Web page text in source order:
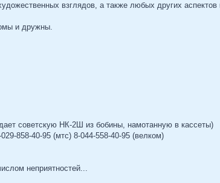
взглядов, а также любых других аспектов
и дружны.
советскую НК-2Ш из бобины, намотанную в кассеты)
858-40-95 (мтс) 8-044-558-40-95 (велком)
неприятностей...